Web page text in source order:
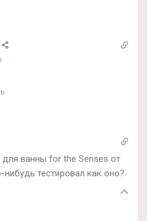
ванны for the Senses от
тестировал как оно?